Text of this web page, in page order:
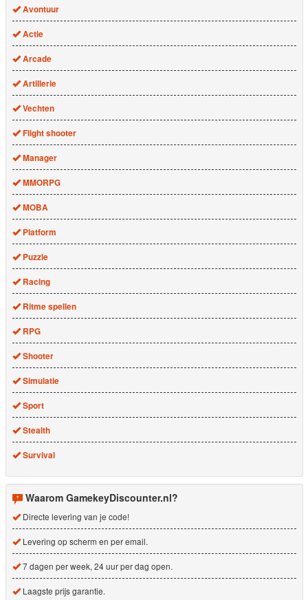
Avontuur
Actie
Arcade
Artillerie
Vechten
Flight shooter
Manager
MMORPG
MOBA
Platform
Puzzle
Racing
Ritme spellen
RPG
Shooter
Simulatie
Sport
Stealth
Survival
Waarom GamekeyDiscounter.nl?
Directe levering van je code!
Levering op scherm en per email.
7 dagen per week, 24 uur per dag open.
Laagste prijs garantie.